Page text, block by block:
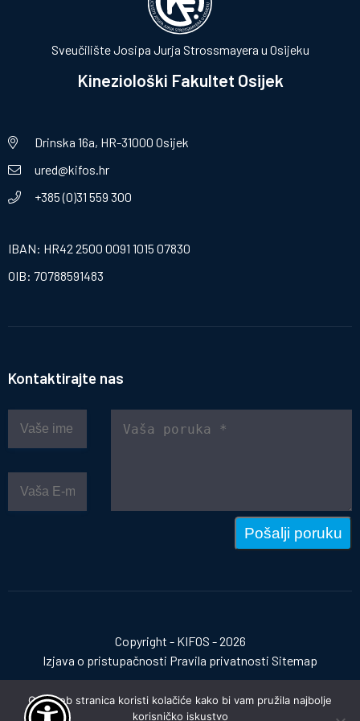
Sveučilište Josipa Jurja Strossmayera u Osijeku
Kineziološki Fakultet Osijek
Drinska 16a, HR-31000 Osijek
ured@kifos.hr
+385 (0)31 559 300
IBAN: HR42 2500 0091 1015 07830
OIB: 70788591483
Kontaktirajte nas
Pošalji poruku
Copyright - KIFOS - 2026
Izjava o pristupačnosti Pravila privatnosti Sitemap
Izrada web stranica:invictum.hr
Ova web stranica koristi kolačiće kako bi vam pružila najbolje
korisničko iskustvo